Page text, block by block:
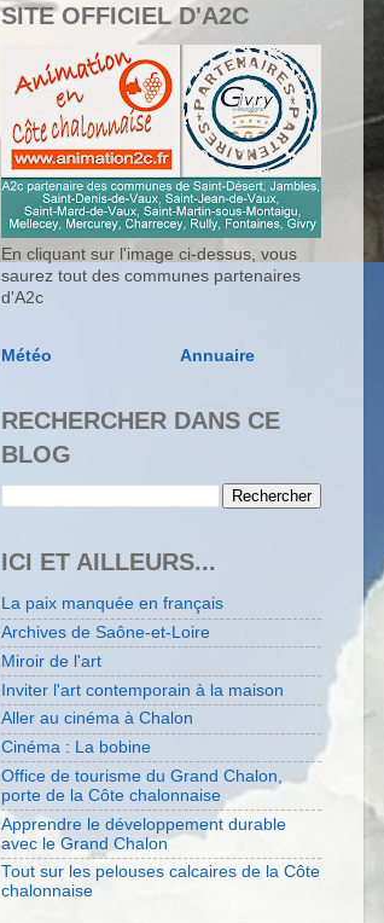
SITE OFFICIEL D'A2C
En cliquant sur l'image ci-dessus, vous
saurez tout des communes partenaires
d'A2c
Météo Annuaire
RECHERCHER DANS CE
BLOG
ICI ET AILLEURS...
La paix manquée en français
Archives de Saône-et-Loire
Miroir de l'art
Inviter l'art contemporain à la maison
Aller au cinéma à Chalon
Cinéma : La bobine
Office de tourisme du Grand Chalon,
porte de la Côte chalonnaise
Apprendre le développement durable
avec le Grand Chalon
Tout sur les pelouses calcaires de la Côte
chalonnaise